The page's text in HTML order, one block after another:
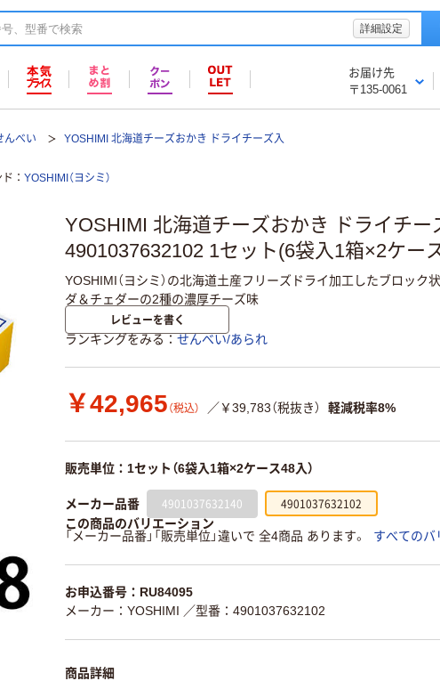
詳細設定
お届け先
〒135-0061
んべい YOSHIMI 北海道チーズおかき ドライチーズ入
ド YOSHIMI（ヨシミ）
YOSHIMI 北海道チーズおかき ドライチー
4901037632102 1セット(6袋入1箱×2ケース
YOSHIMI（ヨシミ）の北海道土産フリーズドライ加工したブロック
ダ＆チェダーの2種の濃厚チーズ味
レビューを書く
ランキングをみる せんべい/あられ
￥42,965 （税込） ／￥39,783（税抜き） 軽減税率8%
販売単位：1セット（6袋入1箱×2ケース48入）
メーカー品番 4901037632140 4901037632102
この商品のバリエーション
「メーカー品番」「販売単位」違いで 全4商品 あります。
すべてのバ
お申込番号：RU84095
メーカー：YOSHIMI ／型番：4901037632102
商品詳細